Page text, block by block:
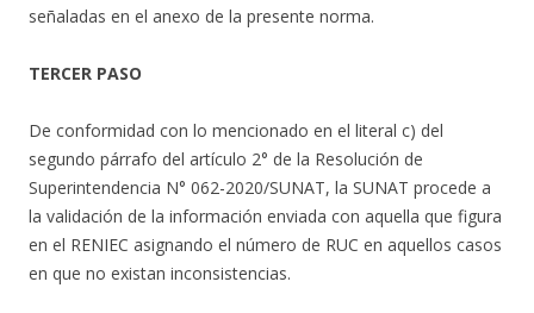
señaladas en el anexo de la presente norma.
TERCER PASO
De conformidad con lo mencionado en el literal c) del
segundo párrafo del artículo 2° de la Resolución de
Superintendencia N° 062-2020/SUNAT, la SUNAT procede a
la validación de la información enviada con aquella que figura
en el RENIEC asignando el número de RUC en aquellos casos
en que no existan inconsistencias.